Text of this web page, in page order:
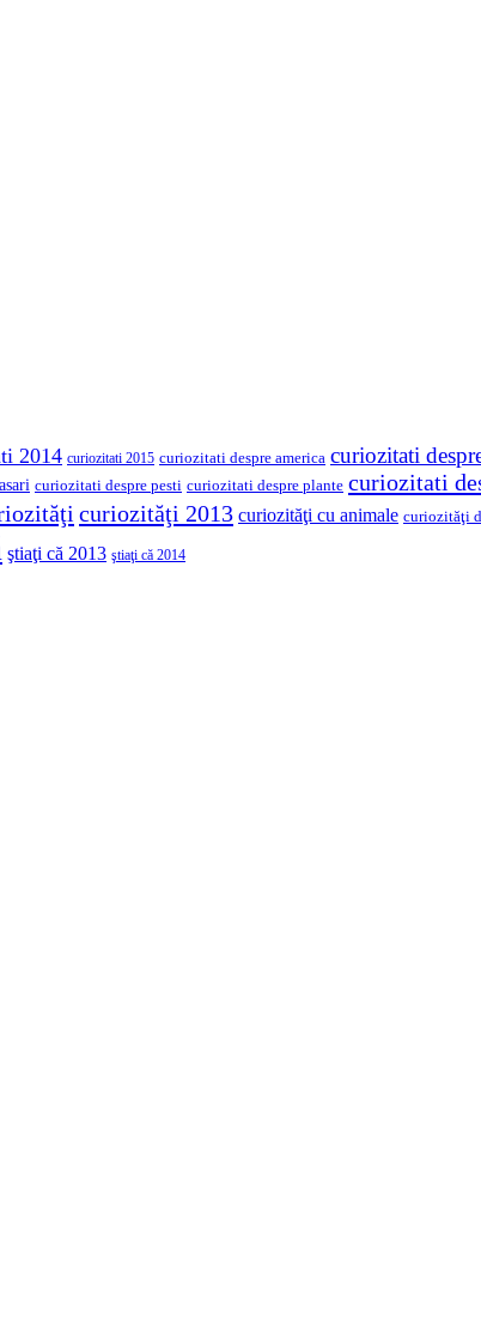
2014 curiozitati 2015 curiozitati despre america curiozitati
curiozitati despre pesti curiozitati despre plante curiozitati
curiozităţi 2013 curiozităţi cu animale curiozităţi
ştiaţi că 2013 ştiaţi că 2014